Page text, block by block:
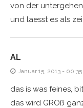
von der
und laesst es als
AL
Januar 15, 2013 - 00:35
das is was feines,
das wird GROß